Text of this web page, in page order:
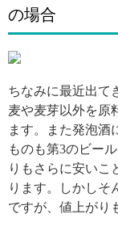
の場合
引用: https://i.pinimg.com/564x/
ちなみに最近出て
麦や麦芽以外を原
ます。また発泡酒
ものも第3のビー
りもさらに安いこ
ります。しかしそ
ですが、値上がり